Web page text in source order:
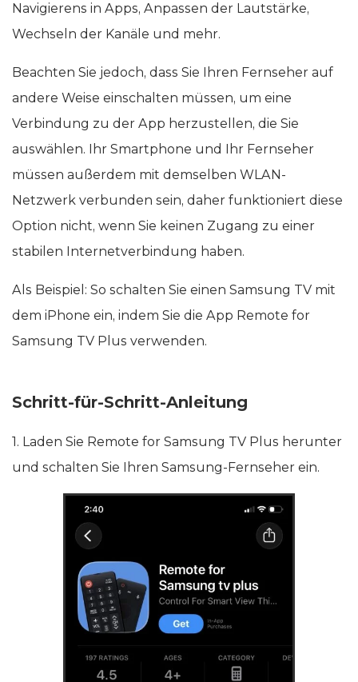
Navigierens in Apps, Anpassen der Lautstärke,
Wechseln der Kanäle und mehr.
Beachten Sie jedoch, dass Sie Ihren Fernseher auf
andere Weise einschalten müssen, um eine
Verbindung zu der App herzustellen, die Sie
auswählen. Ihr Smartphone und Ihr Fernseher
müssen außerdem mit demselben WLAN-
Netzwerk verbunden sein, daher funktioniert diese
Option nicht, wenn Sie keinen Zugang zu einer
stabilen Internetverbindung haben.
Als Beispiel: So schalten Sie einen Samsung TV mit
dem iPhone ein, indem Sie die App Remote for
Samsung TV Plus verwenden.
Schritt-für-Schritt-Anleitung
1. Laden Sie Remote for Samsung TV Plus herunter
und schalten Sie Ihren Samsung-Fernseher ein.